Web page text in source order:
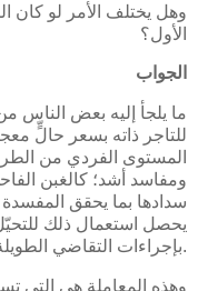
وهل يختلف الأمر لو كان
الأول؟
الجواب
ما يلجأ إليه بعض الناس
للتاجر ذاته بسعر حالٍّ
المستوى الفردي من
ومفاسد أشد؛ كالغبن
سدادها بما يحقق المفسدة
يحصل استعمال ذلك
بإجراءات التقاضي الطويلة.
وهذه المعاملة هي التي